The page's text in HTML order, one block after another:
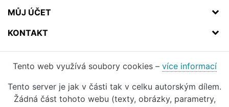
MŮJ ÚČET
KONTAKT
Tento web využívá soubory cookies – více informací
Tento server je jak v části tak v celku autorským dílem.
Žádná část tohoto webu (texty, obrázky, parametry,